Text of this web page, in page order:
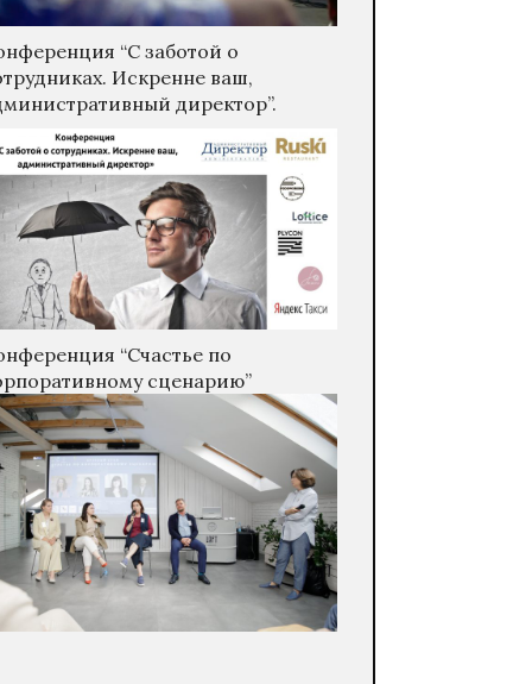
“С заботой о
Искренне ваш,
директор”.
“Счастье по
сценарию”